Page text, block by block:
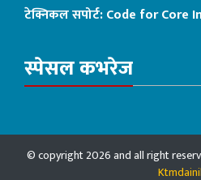
टेक्निकल सपोर्ट:Code for Core
स्पेसल कभरेज
© copyright 2026 and all right